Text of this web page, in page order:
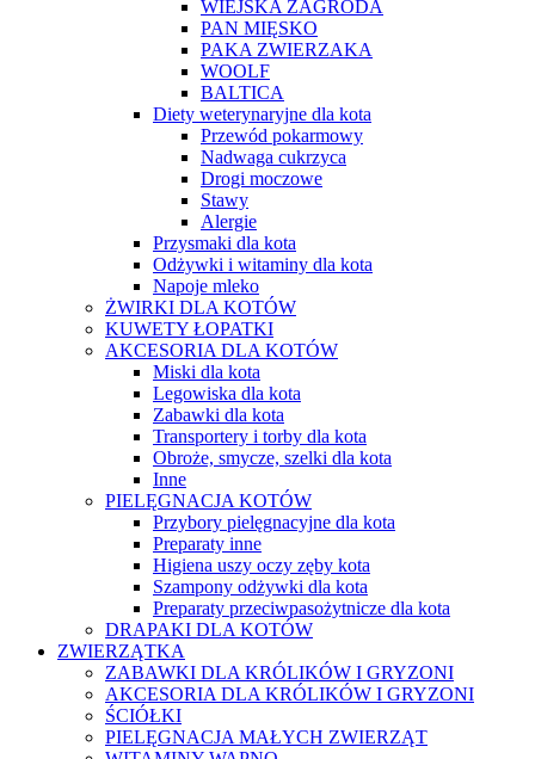
WIEJSKA ZAGRODA
PAN MIĘSKO
PAKA ZWIERZAKA
WOOLF
BALTICA
Diety weterynaryjne dla kota
Przewód pokarmowy
Nadwaga cukrzyca
Drogi moczowe
Stawy
Alergie
Przysmaki dla kota
Odżywki i witaminy dla kota
Napoje mleko
ŻWIRKI DLA KOTÓW
KUWETY ŁOPATKI
AKCESORIA DLA KOTÓW
Miski dla kota
Legowiska dla kota
Zabawki dla kota
Transportery i torby dla kota
Obroże, smycze, szelki dla kota
Inne
PIELĘGNACJA KOTÓW
Przybory pielęgnacyjne dla kota
Preparaty inne
Higiena uszy oczy zęby kota
Szampony odżywki dla kota
Preparaty przeciwpasożytnicze dla kota
DRAPAKI DLA KOTÓW
ZWIERZĄTKA
ZABAWKI DLA KRÓLIKÓW I GRYZONI
AKCESORIA DLA KRÓLIKÓW I GRYZONI
ŚCIÓŁKI
PIELĘGNACJA MAŁYCH ZWIERZĄT